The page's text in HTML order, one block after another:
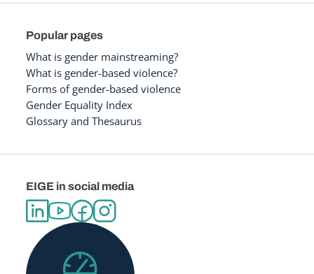
Popular pages
What is gender mainstreaming?
What is gender-based violence?
Forms of gender-based violence
Gender Equality Index
Glossary and Thesaurus
EIGE in social media